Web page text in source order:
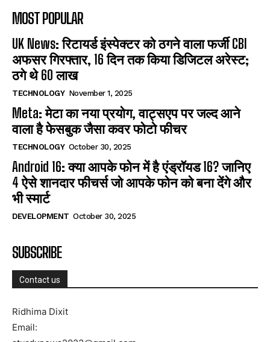
MOST POPULAR
UK News: रिटायर्ड इंस्पेक्टर को ठगने वाला फर्जी CBI
अफसर गिरफ्तार, 16 दिन तक किया डिजिटल अरेस्ट;
ठगे थे 60 लाख
TECHNOLOGY November 1, 2025
Meta: मेटा का नया प्रयोग, वाट्सएप पर जल्द आने
वाला है फेसबुक जैसा कवर फोटो फीचर
TECHNOLOGY October 30, 2025
Android 16: क्या आपके फोन में है एंड्रॉयड 16? जानिए
4 ऐसे शानदार फीचर्स जो आपके फोन को बना देंगे और
भी स्मार्ट
DEVELOPMENT October 30, 2025
SUBSCRIBE
Contact us
Ridhima Dixit
Email: